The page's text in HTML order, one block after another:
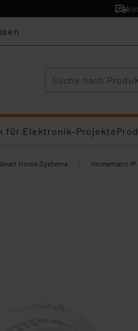
für Elektronik-Projekte
Home Systeme / Homematic IP